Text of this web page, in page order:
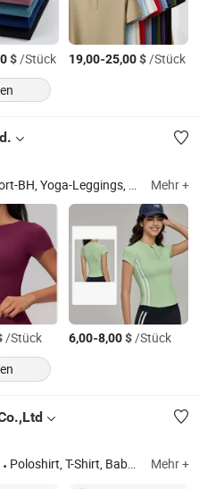
$/Stück 19,00-25,00$/Stück
Yoga-Leggings, Yoga-Oberteil, T-Shirt, Hose, Shorts, Sportrock Mehr +
/Stück 6,00-8,00$/Stück
Poloshirt, T-Shirt, Babykrabbelanzug, Kinderbekleidung, Hosen, Freizeitkleidung, Sportbekleidung, Schuluniform, maßgeschneiderte Kleidung, Hoodie Mehr +